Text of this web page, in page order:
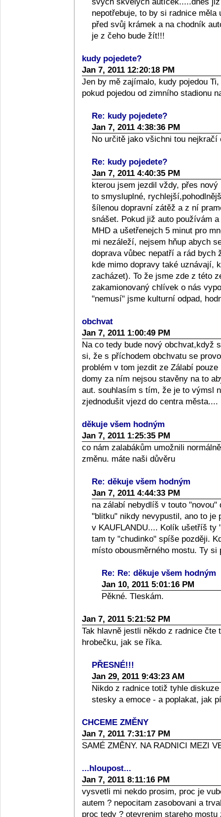
nepotřebuje, to by si radnice
před svůj krámek a na chodník
je z čeho bude žít!!!
kudy pojedete?
Jan 7, 2011 12:20:18 PM
Jen by mě zajímalo, kudy pojedou
pokud pojedou od zimního stadionu
Re: kudy pojedete?
Jan 7, 2011 4:38:36 PM
No určitě jako všichni tou
Re: kudy pojedete?
Jan 7, 2011 4:40:35 PM
kterou jsem jezdil vždy, přes
to smysluplné,
šílenou dopravní zátěž a z ní
snášet. Pokud již auto používám
MHD a ušetřenejch 5 minut pro
mi nezáleží, nejsem hňup abych
doprava vůbec nepatří a rád bych
kde mimo dopravy také uznávají,
zacházet). To že jsme zde z této
zakamionovaný chlívek o nás
"nemusí" jsme kulturní odpad,
obchvat
Jan 7, 2011 1:00:49 PM
Na co tedy bude nový obchvat,když
si, že s příchodem obchvatu se
problém v tom jezdit ze Zálabí
domy za ním nejsou stavěny na to
aut. souhlasím s tím, že je to výmsl
zjednodušit vjezd do centra města....
děkuje všem hodným
Jan 7, 2011 1:25:35 PM
co nám zalabákům umožnili
změnu. máte naši důvěru
Re: děkuje všem hodným
Jan 7, 2011 4:44:33 PM
na zálabí nebydlíš v touto
"blitku" nikdy nevypustil, ano to
v KAUFLANDU.... Kolík ušetříš ty
tam ty "chudinko" spíše později.
místo obousměrného mostu. Ty
Re: Re: děkuje všem hodným
Jan 10, 2011 5:01:16 PM
Pěkné. Tleskám.
Jan 7, 2011 5:21:52 PM
Tak hlavně jestli někdo z radnice čte
hrobečku, jak se říka.
PŘESNÉ!!!
Jan 29, 2011 9:43:23 AM
Nikdo z radnice totiž tyhle
stesky a emoce - a poplakat, jak
CHCEME ZMĚNY
Jan 7, 2011 7:31:17 PM
SAMÉ ZMĚNY. NA RADNICI MEZI
...hloupost...
Jan 7, 2011 8:11:16 PM
vysvetli mi nekdo prosim, proc je
autem ? nepocitam zasobovani a
proc tedy ? otevrenim stareho